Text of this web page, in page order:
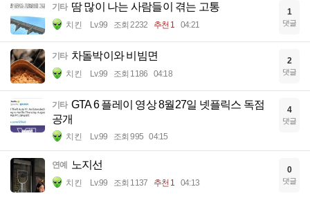
기타 땀 많이 나는 사람들이 겪는 고통
치킨 Lv.99 조회 2232 추천 1 04:21
1
댓글
기타 차돌박이와 비빔면
치킨 Lv.99 조회 1186 04:18
2
댓글
기타 GTA 6 플레이 영상 8월27일 넷플릭스 독점
공개
치킨 Lv.99 조회 995 04:15
4
댓글
연예 노지선
치킨 Lv.99 조회 1137 추천 1 04:13
0
댓글